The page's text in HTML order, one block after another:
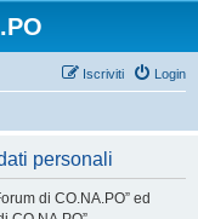
Login
Iscriviti
personali
di CO.NA.PO” ed